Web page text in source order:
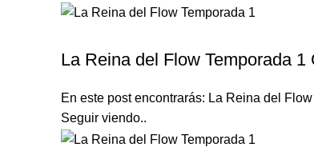
La Reina del Flow Temporada
En este post encontrarás: La Reina del
Seguir viendo..